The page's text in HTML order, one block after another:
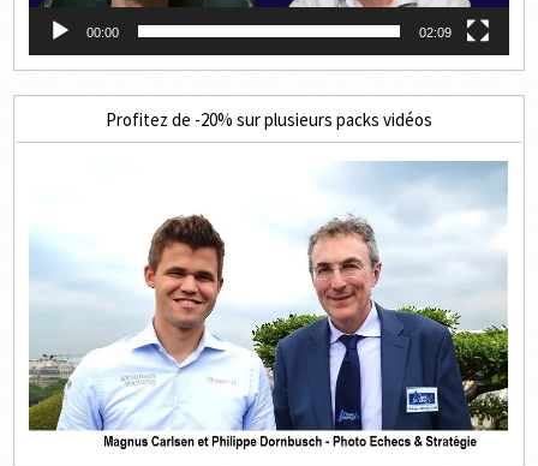
00:00 02:09
Profitez de -20% sur plusieurs packs vidéos